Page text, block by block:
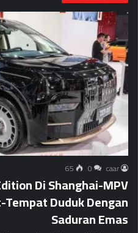
caar
0
65
Di Shanghai-MPV
Duduk Dengan
Saduran Emas